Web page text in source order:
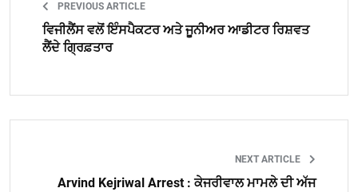
PREVIOUS ARTICLE
ਵਿਜੀਲੈਂਸ ਵਲੋਂ ਇੰਸਪੈਕਟਰ ਅਤੇ ਜੂਨੀਅਰ ਆਡੀਟਰ ਰਿਸ਼ਵਤ
ਲੈਂਦੇ ਗ੍ਰਿਫ਼ਤਾਰ
NEXT ARTICLE
Arvind Kejriwal Arrest : ਕੇਜਰੀਵਾਲ ਮਾਮਲੇ ਦੀ ਅੱਜ